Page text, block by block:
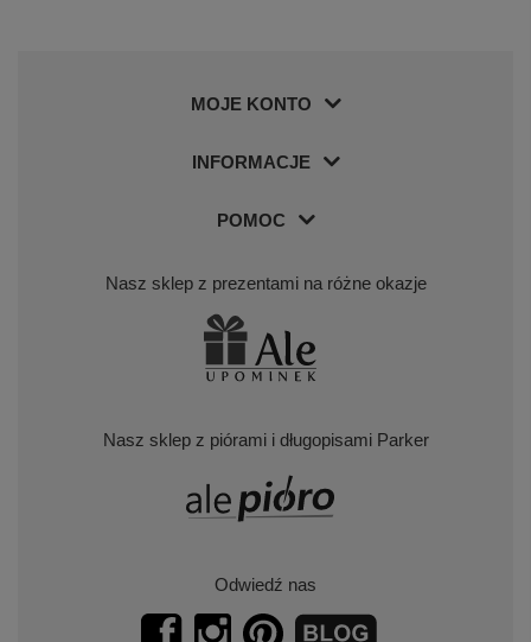
MOJE KONTO
INFORMACJE
POMOC
Nasz sklep z prezentami na różne okazje
Nasz sklep z piórami i długopisami Parker
Odwiedź nas